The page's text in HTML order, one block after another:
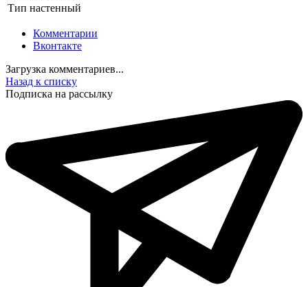
Тип настенный
Комментарии
Вконтакте
Загрузка комментариев...
Назад к списку
Подписка на рассылку